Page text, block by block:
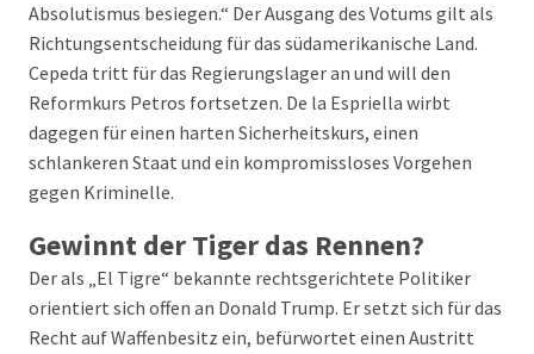
Absolutismus besiegen.“ Der Ausgang des Votums gilt als
Richtungsentscheidung für das südamerikanische Land.
Cepeda tritt für das Regierungslager an und will den
Reformkurs Petros fortsetzen. De la Espriella wirbt
dagegen für einen harten Sicherheitskurs, einen
schlankeren Staat und ein kompromissloses Vorgehen
gegen Kriminelle.
Gewinnt der Tiger das Rennen?
Der als „El Tigre“ bekannte rechtsgerichtete Politiker
orientiert sich offen an Donald Trump. Er setzt sich für das
Recht auf Waffenbesitz ein, befürwortet einen Austritt